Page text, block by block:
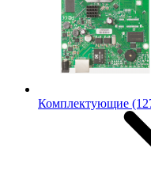
Комплектующие